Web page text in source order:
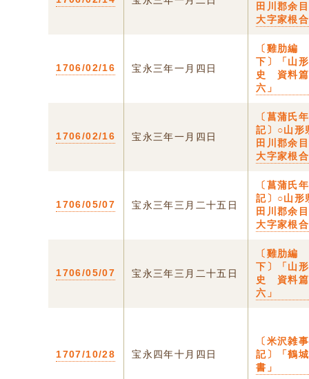
田川郡余
大字家根合
1706/02/16 宝永三年一月四日
〔雞肋編
下〕「山
史 資料篇
六」
1706/02/16 宝永三年一月四日
〔菖蒲氏
記〕○山形
田川郡余
大字家根合
1706/05/07 宝永三年三月二十五日
〔菖蒲氏
記〕○山形
田川郡余
大字家根合
1706/05/07 宝永三年三月二十五日
〔雞肋編
下〕「山
史 資料篇
六」
1707/10/28 宝永四年十月四日
〔米沢雑事
記〕「鶴
書」